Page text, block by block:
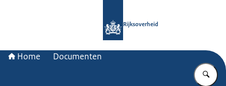
Rijksoverheid
Home Documenten